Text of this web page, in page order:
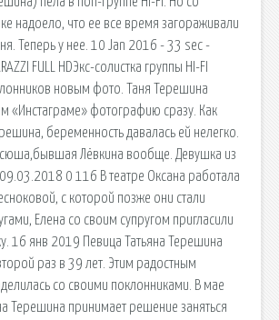
надоело, что ее все время загораживали
Теперь у нее. 10 Jan 2016 - 33 sec -
FULL HDЭкс-солистка группы HI-FI
новым фото. Таня Терешина
«Инстаграме» фотографию сразу. Как
беременность давалась ей нелегко.
Лёвкина вообще. Девушка из
0 116 В театре Оксана работала
с которой позже они стали
Елена со своим супругом пригласили
16 янв 2019 Певица Татьяна Терешина
раз в 39 лет. Этим радостным
со своими поклонниками. В мае
Терешина принимает решение заняться